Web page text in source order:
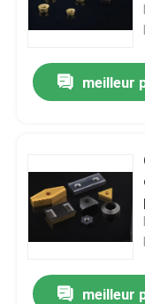
Vidéos
À propos de
meilleur
meilleur